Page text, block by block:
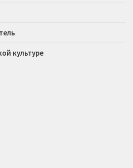
культуре